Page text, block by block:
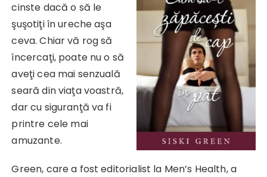
cinste dacă o să le
şuşotiţi în ureche aşa
ceva. Chiar vă rog să
încercaţi, poate nu o să
aveţi cea mai senzuală
seară din viaţa voastră,
dar cu siguranţă va fi
printre cele mai
amuzante.
Green, care a fost editorialist la Men’s Health, a